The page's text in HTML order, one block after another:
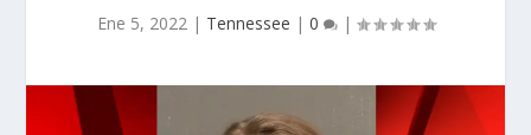
Ene 5, 2022| Tennessee | 0 |